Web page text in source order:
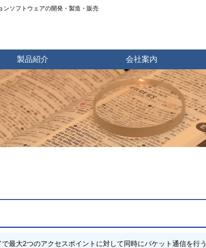
ンソフトウェアの開発・製造・販売
製品紹介 会社案内
最大2つのアクセスポイントに対して同時にパケット通信を行う